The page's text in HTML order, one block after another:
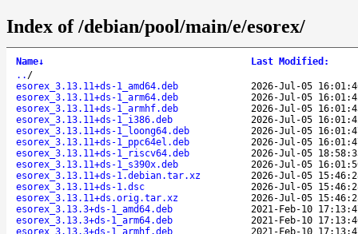
Index of /debian/pool/main/e/esorex/
Name↓ Last Modified :
.. /
esorex_3.13.11+ds-1_amd64.deb
2026-Jul-05
esorex_3.13.11+ds-1_arm64.deb
2026-Jul-05
esorex_3.13.11+ds-1_armhf.deb
2026-Jul-05
esorex_3.13.11+ds-1_i386.deb
2026-Jul-05
esorex_3.13.11+ds-1_loong64.deb
2026-Jul-05
esorex_3.13.11+ds-1_ppc64el.deb
2026-Jul-05
esorex_3.13.11+ds-1_riscv64.deb
2026-Jul-05
esorex_3.13.11+ds-1_s390x.deb
2026-Jul-05
esorex_3.13.11+ds-1.debian.tar.xz
2026-Jul-05
esorex_3.13.11+ds-1.dsc
2026-Jul-05
esorex_3.13.11+ds.orig.tar.xz
2026-Jul-05
esorex_3.13.3+ds-1_amd64.deb
2021-Feb-10
esorex_3.13.3+ds-1_arm64.deb
2021-Feb-10
esorex_3.13.3+ds-1_armhf.deb
2021-Feb-10